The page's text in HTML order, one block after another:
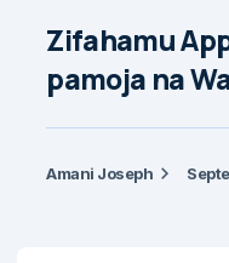
Zifahamu
pamoja na
Amani Joseph